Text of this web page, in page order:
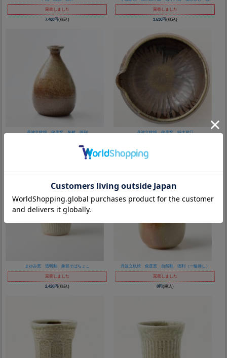
完売しました
7,480円(税込)
完売しました
3,630円(税込)
丹波立杭焼 俊彦窯 灰被 徳利 丹波立杭焼 俊彦窯 特大片口
まゆみ窯 透明釉 象嵌そばちょこ
完売しました
2,420円(税込)
丹波立杭焼 俊彦窯 自然釉 徳利（一輪挿し）
完売しました
0円(税込)